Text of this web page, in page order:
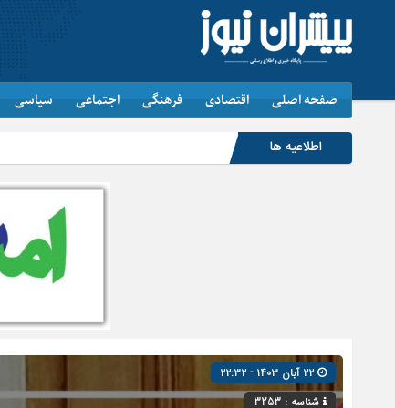
صفحه اصلی اقتصادی فرهنگی اجتماعی سیاسی
اطلاعیه ها
شناسه : 3253